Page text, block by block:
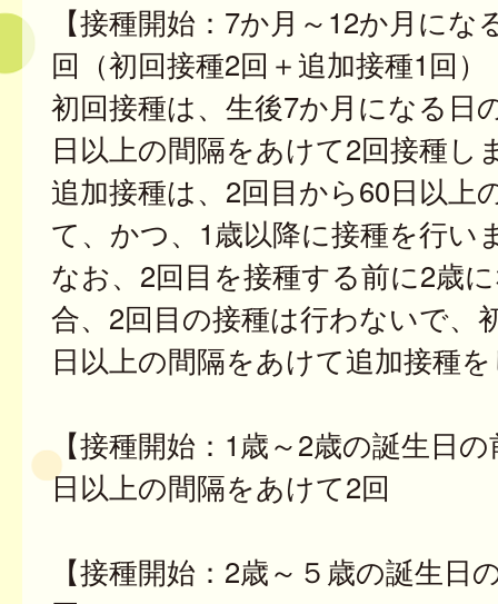
【接種開始：7か月～12か月にな
回（初回接種2回＋追加接種1回）
初回接種は、生後7か月になる日
日以上の間隔をあけて2回接種し
追加接種は、2回目から60日以上
て、かつ、1歳以降に接種を行い
なお、2回目を接種する前に2歳
合、2回目の接種は行わないで、
日以上の間隔をあけて追加接種
【接種開始：1歳～2歳の誕生日
日以上の間隔をあけて2回
【接種開始：2歳～５歳の誕生日